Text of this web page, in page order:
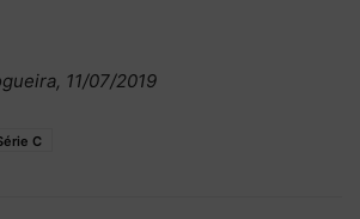
11/07/2019
C